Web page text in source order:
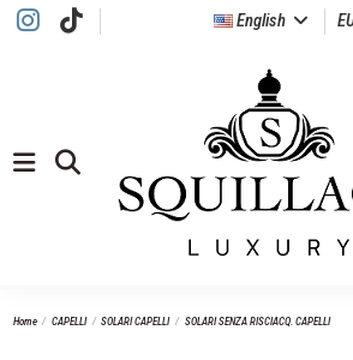
English
Home CAPELLI SOLARI CAPELLI SOLARI SENZA RISCIACQ. CAPELLI